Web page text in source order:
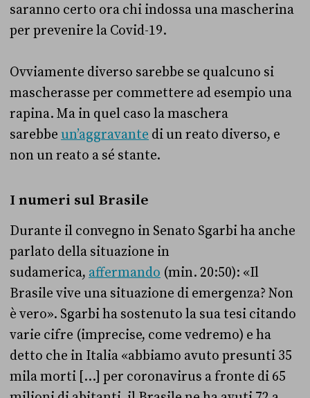
saranno certo ora chi indossa una mascherina
per prevenire la Covid-19.
Ovviamente diverso sarebbe se qualcuno si
mascherasse per commettere ad esempio una
rapina. Ma in quel caso la maschera
sarebbe un’aggravante di un reato diverso, e
non un reato a sé stante.
I numeri sul Brasile
Durante il convegno in Senato Sgarbi ha anche
parlato della situazione in
sudamerica, affermando (min. 20:50): «Il
Brasile vive una situazione di emergenza? Non
è vero». Sgarbi ha sostenuto la sua tesi citando
varie cifre (imprecise, come vedremo) e ha
detto che in Italia «abbiamo avuto presunti 35
mila morti […] per coronavirus a fronte di 65